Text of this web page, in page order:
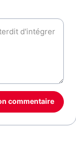
commentaire